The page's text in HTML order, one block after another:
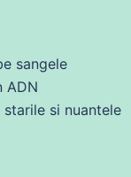
sangele
ADN
si nuantele